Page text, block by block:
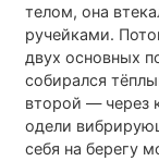
телом, она
ручейками.
двух основных
собирался
второй — через
одели
себя на берегу